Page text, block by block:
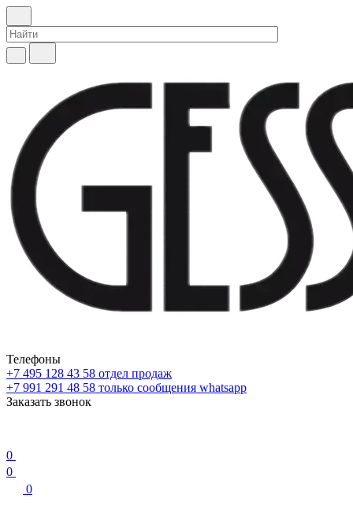
Телефоны
+7 495 128 43 58 отдел продаж
+7 991 291 48 58 только сообщения whatsapp
Заказать звонок
0
0
0